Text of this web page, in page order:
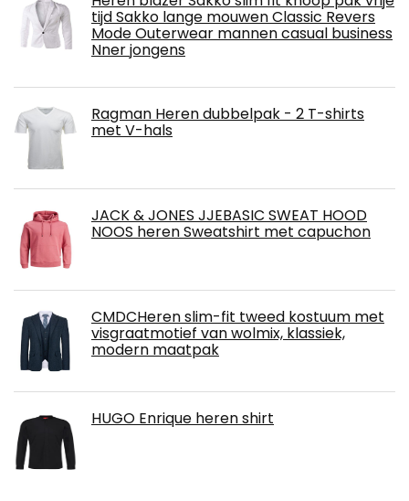
tijd Sakko lange mouwen Classic Revers
Mode Outerwear mannen casual business
Nner jongens
Ragman Heren dubbelpak - 2 T-shirts
met V-hals
JACK & JONES JJEBASIC SWEAT HOOD
NOOS heren Sweatshirt met capuchon
CMDCHeren slim-fit tweed kostuum met
visgraatmotief van wolmix, klassiek,
modern maatpak
HUGO Enrique heren shirt